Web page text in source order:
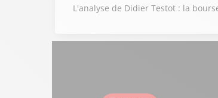
L'analyse de Didier Testot : la